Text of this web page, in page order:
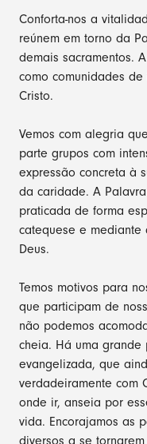
Conforta-nos a
reúnem em torno da
demais sacramentos.
como comunidades
Cristo.
Vemos com alegria
parte grupos com
expressão concreta à
da caridade. A
praticada de forma
catequese e
Deus.
Temos motivos para
que participam de
não podemos
cheia. Há uma
evangelizada, que
verdadeiramente com
onde ir, anseia por
vida. Encorajamos as
diversos a se